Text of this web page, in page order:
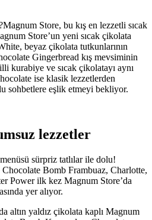
Store, bu kış en lezzetli sıcak
Store’un yeni sıcak çikolata
beyaz çikolata tutkunlarının
Gingerbread kış mevsiminin
kurabiye ve sıcak çikolatayı aynı
ise klasik lezzetlerden
sohbetlere eşlik etmeyi bekliyor.
lezzetler
sürpriz tatlılar ile dolu!
Bomb Frambuaz, Charlotte,
Power ilk kez Magnum Store’da
yer alıyor.
altın yaldız çikolata kaplı Magnum